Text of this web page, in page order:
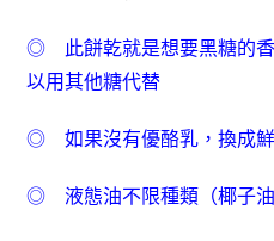
◎ 此餅乾就是想要黑糖的
以用其他糖代替
◎ 如果沒有優酪乳，換成
◎ 液態油不限種類（椰子